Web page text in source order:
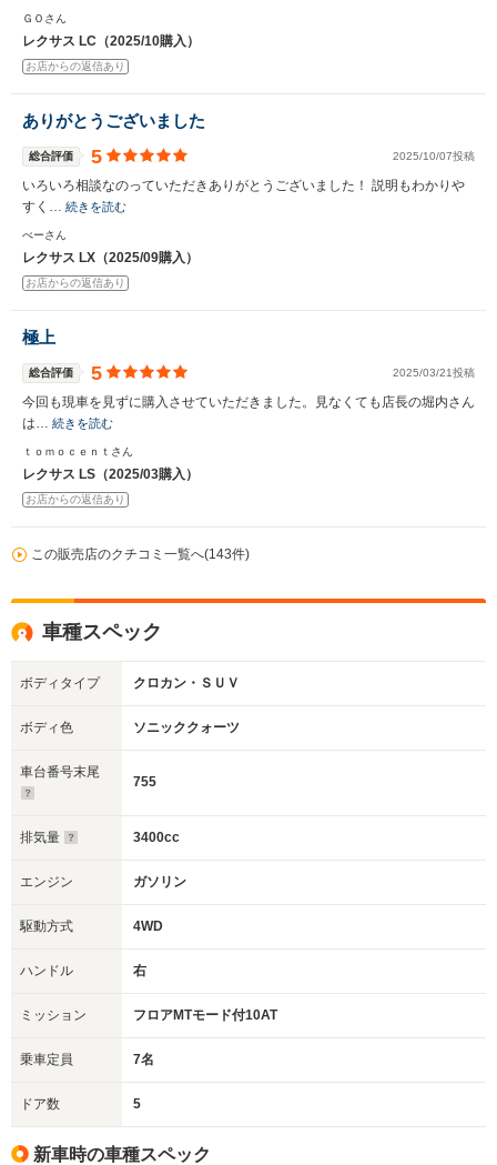
ＧＯさん
レクサス LC（2025/10購入）
お店からの返信あり
ありがとうございました
総合評価 5 2025/10/07投稿
いろいろ相談なのっていただきありがとうございました！ 説明もわかりや
すく… 続きを読む
べーさん
レクサス LX（2025/09購入）
お店からの返信あり
極上
総合評価 5 2025/03/21投稿
今回も現車を見ずに購入させていただきました。見なくても店長の堀内さん
は… 続きを読む
ｔｏｍｏｃｅｎｔさん
レクサス LS（2025/03購入）
お店からの返信あり
この販売店のクチコミ一覧へ(143件)
車種スペック
ボディタイプ クロカン・ＳＵＶ
ボディ色 ソニッククォーツ
車台番号末尾
755
排気量 3400cc
エンジン ガソリン
駆動方式 4WD
ハンドル 右
ミッション フロアMTモード付10AT
乗車定員 7名
ドア数 5
新車時の車種スペック